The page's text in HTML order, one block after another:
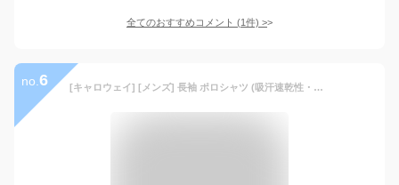
全てのおすすめコメント (1件) >
no. 6 [キャロウェイ] [メンズ] 長袖 ポロシャツ (吸汗速乾性・UPF30・ウエストボックス型) / ゴルフ / C22133100 1090_ピンク M